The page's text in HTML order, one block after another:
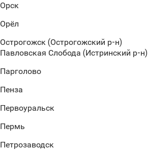
Орск
Орёл
Острогожск (Острогожский р-н)
Павловская Слобода (Истринский р-н)
Парголово
Пенза
Первоуральск
Пермь
Петрозаводск